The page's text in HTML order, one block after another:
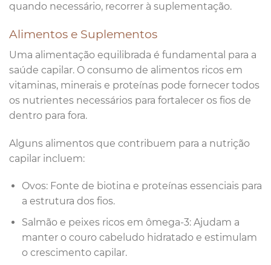
quando necessário, recorrer à suplementação.
Alimentos e Suplementos
Uma alimentação equilibrada é fundamental para a
saúde capilar. O consumo de alimentos ricos em
vitaminas, minerais e proteínas pode fornecer todos
os nutrientes necessários para fortalecer os fios de
dentro para fora.
Alguns alimentos que contribuem para a nutrição
capilar incluem:
Ovos: Fonte de biotina e proteínas essenciais para
a estrutura dos fios.
Salmão e peixes ricos em ômega-3: Ajudam a
manter o couro cabeludo hidratado e estimulam
o crescimento capilar.